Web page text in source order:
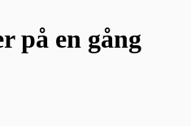
på en gång